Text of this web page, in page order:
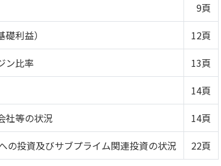
9頁
利益）
12頁
ン比率
13頁
14頁
社等の状況
14頁
の投資及びサブプライム関連投資の状況
22頁